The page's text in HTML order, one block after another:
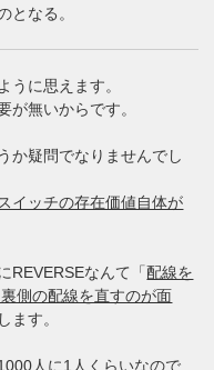
となる。
うに思えます。
が無いからです。
か疑問でなりませんでし
イッチの存在価値自体が
REVERSEなんて「配線を
側の配線を直すのが面
ます。
人に1人くらいなので